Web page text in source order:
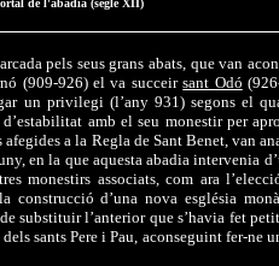
de l'abadia (segle XII)
pels seus grans abats, que van
(909-926) el va succeirsant Odó
un privilegi (l’any 931) segons el
amb el seu monestir per
a la Regla de Sant Benet, van
en la que aquesta abadia intervenia
monestirs associats, com ara
construcció d’una nova església
substituir l’anterior que s’havia fet
sants Pere i Pau, aconseguint fer-ne